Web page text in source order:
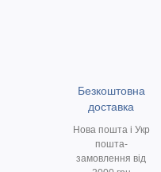
Безкоштовна
доставка
Нова пошта і Укр
пошта-
замовлення від